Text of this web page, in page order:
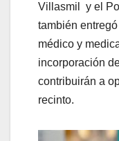
Villasmil y el
también
médico y
incorporación
contribuirán a
recinto.